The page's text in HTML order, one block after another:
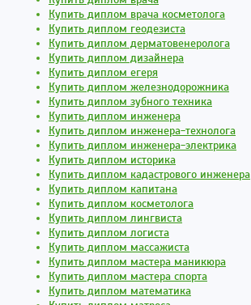
Купить диплом врача косметолога
Купить диплом геодезиста
Купить диплом дерматовенеролога
Купить диплом дизайнера
Купить диплом егеря
Купить диплом железнодорожника
Купить диплом зубного техника
Купить диплом инженера
Купить диплом инженера-технолога
Купить диплом инженера-электрика
Купить диплом историка
Купить диплом кадастрового инженера
Купить диплом капитана
Купить диплом косметолога
Купить диплом лингвиста
Купить диплом логиста
Купить диплом массажиста
Купить диплом мастера маникюра
Купить диплом мастера спорта
Купить диплом математика